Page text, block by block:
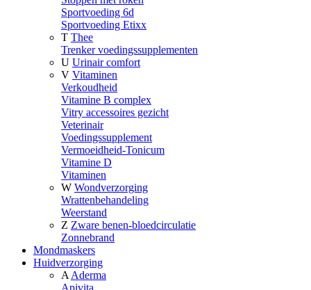
Sportvoeding 6d
Sportvoeding Etixx
T Thee
Trenker voedingssupplementen
U Urinair comfort
V Vitaminen
Verkoudheid
Vitamine B complex
Vitry accessoires gezicht
Veterinair
Voedingssupplement
Vermoeidheid-Tonicum
Vitamine D
Vitaminen
W Wondverzorging
Wrattenbehandeling
Weerstand
Z Zware benen-bloedcirculatie
Zonnebrand
Mondmaskers
Huidverzorging
A Aderma